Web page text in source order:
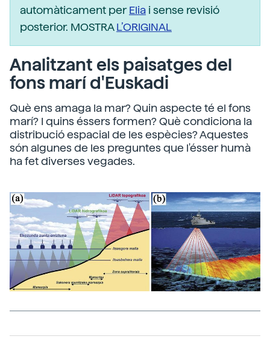
automàticament perElia i sense revisió
posterior. MOSTRAL’ORIGINAL
Analitzant els paisatges del
fons marí d'Euskadi
Què ens amaga la mar? Quin aspecte té el fons
marí? I quins éssers formen? Què condiciona la
distribució espacial de les espècies? Aquestes
són algunes de les preguntes que l'ésser humà
ha fet diverses vegades.